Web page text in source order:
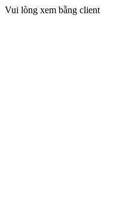
Vui lòng xem bằng client